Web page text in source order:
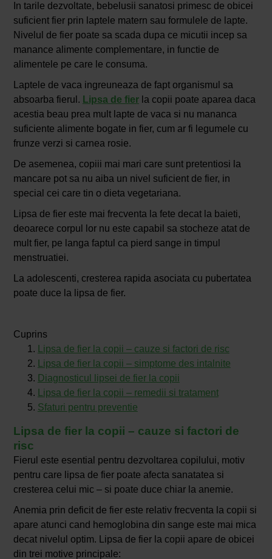
In tarile dezvoltate, bebelusii sanatosi primesc de obicei
suficient fier prin laptele matern sau formulele de lapte.
Nivelul de fier poate sa scada dupa ce micutii incep sa
manance alimente complementare, in functie de
alimentele pe care le consuma.
Laptele de vaca ingreuneaza de fapt organismul sa
absoarba fierul. Lipsa de fierla copii poate aparea daca
acestia beau prea mult lapte de vaca si nu mananca
suficiente alimente bogate in fier, cum ar fi legumele cu
frunze verzi si carnea rosie.
De asemenea, copiii mai mari care sunt pretentiosi la
mancare pot sa nu aiba un nivel suficient de fier, in
special cei care tin o dieta vegetariana.
Lipsa de fier este mai frecventa la fete decat la baieti,
deoarece corpul lor nu este capabil sa stocheze atat de
mult fier, pe langa faptul ca pierd sange in timpul
menstruatiei.
La adolescenti, cresterea rapida asociata cu pubertatea
poate duce la lipsa de fier.
Cuprins
Lipsa de fier la copii – cauze si factori de risc
Lipsa de fier la copii – simptome des intalnite
Diagnosticul lipsei de fier la copii
Lipsa de fier la copii – remedii si tratament
Sfaturi pentru preventie
Lipsa de fier la copii – cauze si factori de
risc
Fierul este esential pentru dezvoltarea copilului, motiv
pentru care lipsa de fier poate afecta sanatatea si
cresterea celui mic – si poate duce chiar la anemie.
Anemia prin deficit de fier este relativ frecventa la copii si
apare atunci cand hemoglobina din sange este mai mica
decat nivelul optim. Lipsa de fier la copii apare de obicei
din trei motive principale: